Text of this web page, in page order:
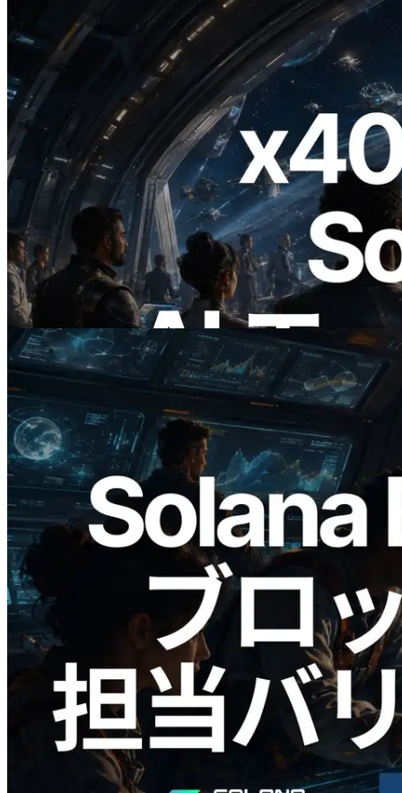
2026.07.04
ERPC、x402 決済対応の Solana RPC を
公開 — AI エージェントが必要な API
にその場で支払う時代の幕開け
この記事を読む
2026.05.24
Validators Solutions、Solana ブロックア
ナライザーを公開 — slot 単位のブロッ
ク生成時間と担当バリデータを視覚化
この記事を読む
さらに読み込む